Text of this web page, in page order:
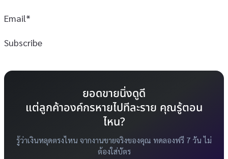
Email*
Subscribe
ยอดขายนิ่งดูดี
แต่ลูกค้าองค์กรหายไปทีละราย คุณรู้ตอน
ไหน?
รู้ว่าเงินหลุดตรงไหน จากงานขายจริงของคุณ ทดลองฟรี 7 วัน ไม่
ต้องใส่บัตร